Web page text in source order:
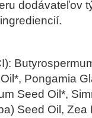
dodávateľov
Pongamia
Seed Oil*,
Seed Oil, Zea